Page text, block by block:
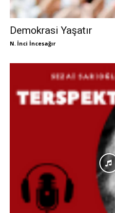
Demokrasi Yaşatır
N. İnci İncesağır